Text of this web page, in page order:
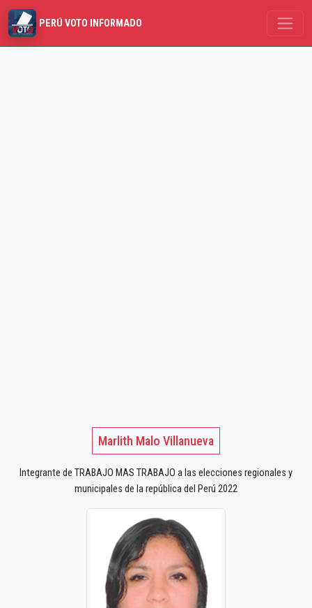
PERÚ VOTO INFORMADO
Marlith Malo Villanueva
Integrante de TRABAJO MAS TRABAJO a las elecciones regionales y
municipales de la república del Perú 2022